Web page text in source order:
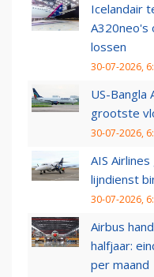
Icelandair
A320neo's
lossen
30-07-2026,
US-Bangla
grootste
30-07-2026,
AIS
lijndienst
30-07-2026,
Airbus
halfjaar:
per maand